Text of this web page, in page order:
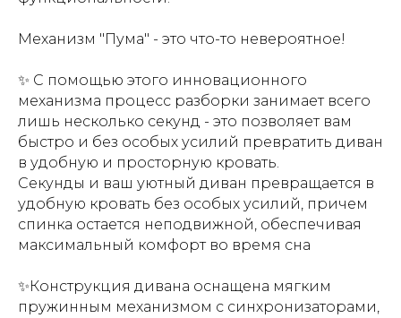
Механизм "Пума" - это что-то невероятное!
✨ С помощью этого инновационного
механизма процесс разборки занимает всего
лишь несколько секунд - это позволяет вам
быстро и без особых усилий превратить диван
в удобную и просторную кровать.
Секунды и ваш уютный диван превращается в
удобную кровать без особых усилий, причем
спинка остается неподвижной, обеспечивая
максимальный комфорт во время сна
✨Конструкция дивана оснащена мягким
пружинным механизмом с синхронизаторами,